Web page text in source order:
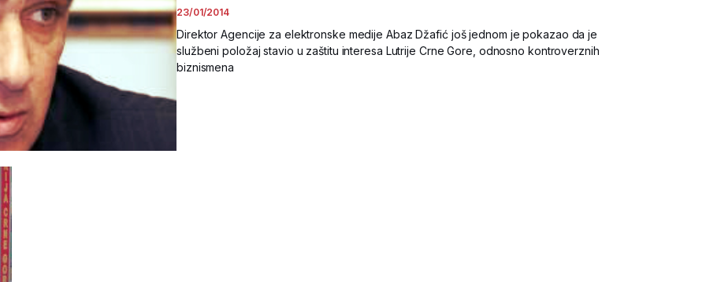
23/01/2014
Direktor Agencije za elektronske medije Abaz Džafić još jednom je pokazao da je
službeni položaj stavio u zaštitu interesa Lutrije Crne Gore, odnosno kontroverznih
biznismena